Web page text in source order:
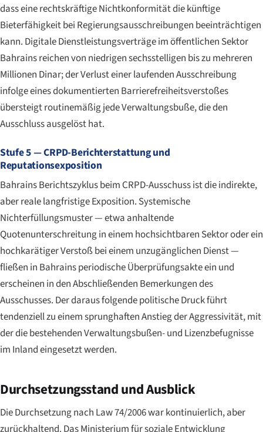
dass eine rechtskräftige Nichtkonformität die künftige
Bieterfähigkeit bei Regierungsausschreibungen beeinträchtigen
kann. Digitale Dienstleistungsverträge im öffentlichen Sektor
Bahrains reichen von niedrigen sechsstelligen bis zu mehreren
Millionen Dinar; der Verlust einer laufenden Ausschreibung
infolge eines dokumentierten Barrierefreiheitsverstoßes
übersteigt routinemäßig jede Verwaltungsbuße, die den
Ausschluss ausgelöst hat.
Stufe 5 — CRPD-Berichterstattung und
Reputationsexposition
Bahrains Berichtszyklus beim CRPD-Ausschuss ist die indirekte,
aber reale langfristige Exposition. Systemische
Nichterfüllungsmuster — etwa anhaltende
Quotenunterschreitung in einem hochsichtbaren Sektor oder ein
hochkarätiger Verstoß bei einem unzugänglichen Dienst —
fließen in Bahrains periodische Überprüfungsakte ein und
erscheinen in den Abschließenden Bemerkungen des
Ausschusses. Der daraus folgende politische Druck führt
tendenziell zu einem sprunghaften Anstieg der Aggressivität, mit
der die bestehenden Verwaltungsbußen- und Lizenzbefugnisse
im Inland eingesetzt werden.
Durchsetzungsstand und Ausblick
Die Durchsetzung nach Law 74/2006 war kontinuierlich, aber
zurückhaltend. Das Ministerium für soziale Entwicklung